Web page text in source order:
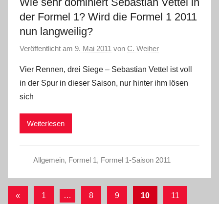
der Formel 1? Wird die Formel 1 2011
nun langweilig?
Veröffentlicht am 9. Mai 2011 von C. Weiher
Vier Rennen, drei Siege – Sebastian Vettel ist voll
in der Spur in dieser Saison, nur hinter ihm lösen
sich
Weiterlesen
Allgemein, Formel 1, Formel 1-Saison 2011
Seitennummerierung
« Vorherige
1 … 8 9 10 11